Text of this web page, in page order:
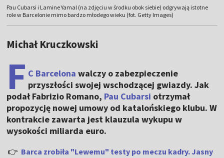
Pau Cubarsi i Lamine Yamal (na zdjęciu w środku obok siebie) odgrywają istotne
role w Barcelonie mimo bardzo młodego wieku (fot. Getty Images)
Michał Kruczkowski
F C Barcelona walczy o zabezpieczenie
przyszłości swojej wschodzącej gwiazdy. Jak
podał Fabrizio Romano, Pau Cubarsi otrzymał
propozycję nowej umowy od katalońskiego klubu. W
kontrakcie zawarta jest klauzula wykupu w
wysokości miliarda euro.
👉 Barca zrobiła "Lewemu" testy po meczu kadry. Jasny